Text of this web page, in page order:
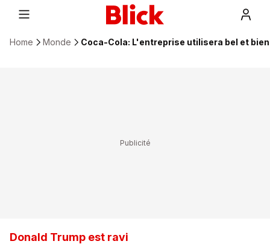
Home Monde Coca-Cola: L'entreprise utilisera bel et
Donald Trump est ravi